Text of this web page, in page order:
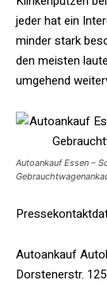
jeder hat ein
minder stark
den meisten
umgehend
Autoankauf Essen –
Autoankauf
Dorstenerstr.